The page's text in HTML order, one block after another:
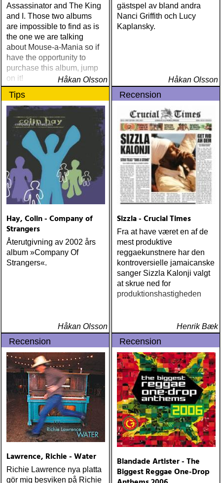
Assassinator and The King
and I. Those two albums
are impossible to find as is
the one we are talking
about Mouse-a-Mania so if
have the opportunity to
purchase this album, jump
on it!
Håkan Olsson
gästspel av bland andra
Nanci Griffith och Lucy
Kaplansky.
Håkan Olsson
Tips
Hay, Colin - Company of
Strangers
Återutgivning av 2002 års
album »Company Of
Strangers«.
Håkan Olsson
Recension
Sizzla - Crucial Times
Fra at have været en af de
mest produktive
reggaekunstnere har den
kontroversielle jamaicanske
sanger Sizzla Kalonji valgt
at skrue ned for
produktionshastigheden
Henrik Bæk
Recension
Lawrence, Richie - Water
Richie Lawrence nya platta
gör mig besviken på Richie
Recension
Blandade Artister - The
Biggest Reggae One-Drop